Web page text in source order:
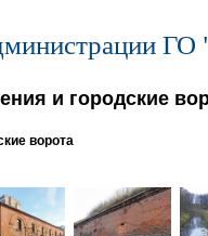
ГО
и городские
ворота